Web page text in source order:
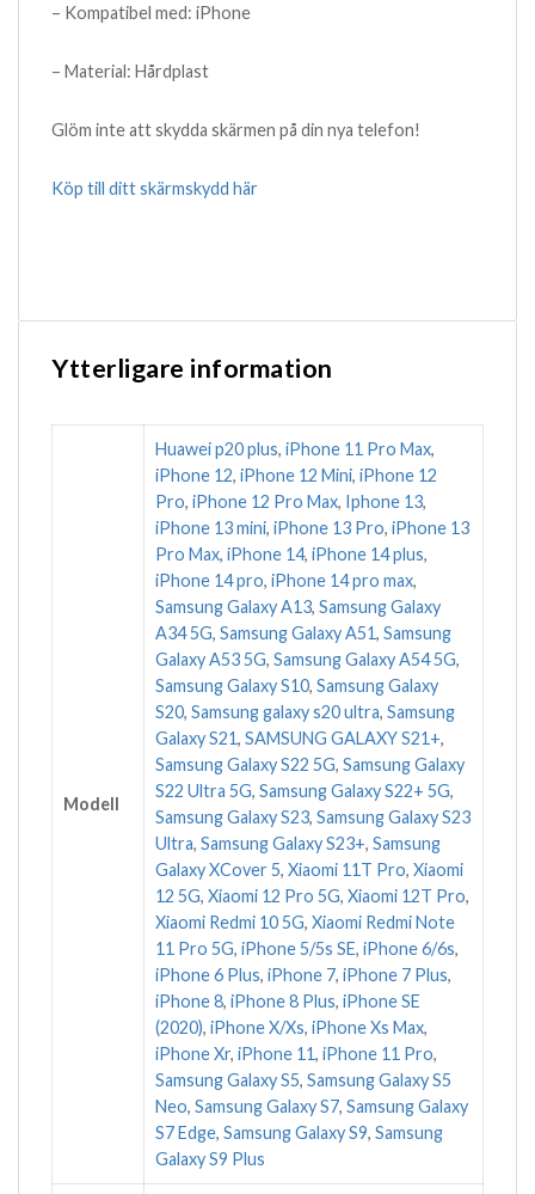
– Kompatibel med: iPhone
– Material: Hårdplast
Glöm inte att skydda skärmen på din nya telefon!
Köp till ditt skärmskydd här
Ytterligare information
Modell
Huawei p20 plus, iPhone 11 Pro Max,
iPhone 12, iPhone 12 Mini, iPhone 12
Pro, iPhone 12 Pro Max, Iphone 13,
iPhone 13 mini, iPhone 13 Pro, iPhone 13
Pro Max, iPhone 14, iPhone 14 plus,
iPhone 14 pro, iPhone 14 pro max,
Samsung Galaxy A13, Samsung Galaxy
A34 5G, Samsung Galaxy A51, Samsung
Galaxy A53 5G, Samsung Galaxy A54 5G,
Samsung Galaxy S10, Samsung Galaxy
S20, Samsung galaxy s20 ultra, Samsung
Galaxy S21, SAMSUNG GALAXY S21+,
Samsung Galaxy S22 5G, Samsung Galaxy
S22 Ultra 5G, Samsung Galaxy S22+ 5G,
Samsung Galaxy S23, Samsung Galaxy S23
Ultra, Samsung Galaxy S23+, Samsung
Galaxy XCover 5, Xiaomi 11T Pro, Xiaomi
12 5G, Xiaomi 12 Pro 5G, Xiaomi 12T Pro,
Xiaomi Redmi 10 5G, Xiaomi Redmi Note
11 Pro 5G, iPhone 5/5s SE, iPhone 6/6s,
iPhone 6 Plus, iPhone 7, iPhone 7 Plus,
iPhone 8, iPhone 8 Plus, iPhone SE
(2020), iPhone X/Xs, iPhone Xs Max,
iPhone Xr, iPhone 11, iPhone 11 Pro,
Samsung Galaxy S5, Samsung Galaxy S5
Neo, Samsung Galaxy S7, Samsung Galaxy
S7 Edge, Samsung Galaxy S9, Samsung
Galaxy S9 Plus